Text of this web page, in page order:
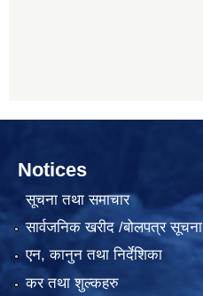
Notices
सूचना तथा समाचार
सार्वजनिक खरीद /बोलपत्र सूचना
एन, कानुन तथा निर्देशिका
कर तथा शुल्कहरु